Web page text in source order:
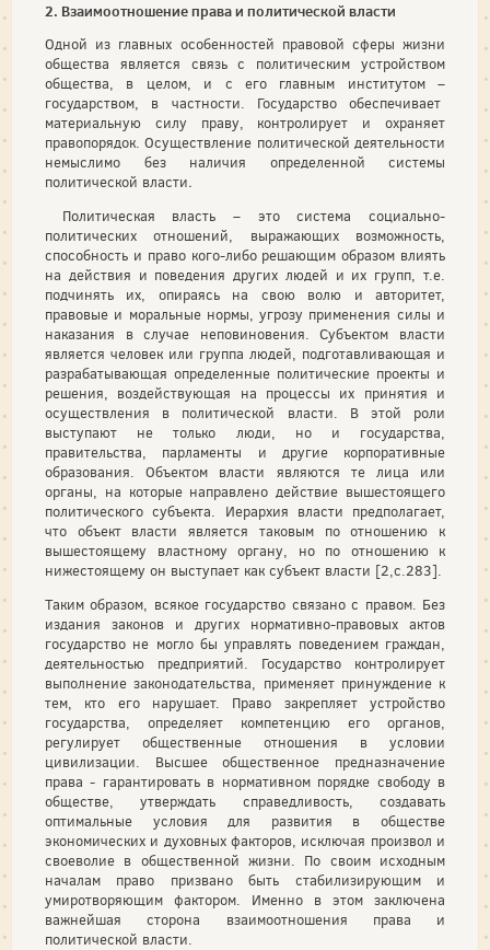
2. Взаимоотношение права и политической власти
Одной из главных особенностей правовой сферы жизни
общества является связь с политическим устройством
общества, в целом, и с его главным институтом –
государством, в частности. Государство обеспечивает
материальную силу праву, контролирует и охраняет
правопорядок. Осуществление политической деятельности
немыслимо без наличия определенной системы
политической власти.
Политическая власть – это система социально-
политических отношений, выражающих возможность,
способность и право кого-либо решающим образом влиять
на действия и поведения других людей и их групп, т.е.
подчинять их, опираясь на свою волю и авторитет,
правовые и моральные нормы, угрозу применения силы и
наказания в случае неповиновения. Субъектом власти
является человек или группа людей, подготавливающая и
разрабатывающая определенные политические проекты и
решения, воздействующая на процессы их принятия и
осуществления в политической власти. В этой роли
выступают не только люди, но и государства,
правительства, парламенты и другие корпоративные
образования. Объектом власти являются те лица или
органы, на которые направлено действие вышестоящего
политического субъекта. Иерархия власти предполагает,
что объект власти является таковым по отношению к
вышестоящему властному органу, но по отношению к
нижестоящему он выступает как субъект власти [2,с.283].
Таким образом, всякое государство связано с правом. Без
издания законов и других нормативно-правовых актов
государство не могло бы управлять поведением граждан,
деятельностью предприятий. Государство контролирует
выполнение законодательства, применяет принуждение к
тем, кто его нарушает. Право закрепляет устройство
государства, определяет компетенцию его органов,
регулирует общественные отношения в условии
цивилизации. Высшее общественное предназначение
права - гарантировать в нормативном порядке свободу в
обществе, утверждать справедливость, создавать
оптимальные условия для развития в обществе
экономических и духовных факторов, исключая произвол и
своеволие в общественной жизни. По своим исходным
началам право призвано быть стабилизирующим и
умиротворяющим фактором. Именно в этом заключена
важнейшая сторона взаимоотношения права и
политической власти.